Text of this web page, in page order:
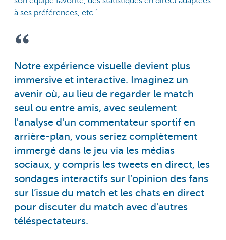
à ses préférences, etc.’
Notre expérience visuelle devient plus
immersive et interactive. Imaginez un
avenir où, au lieu de regarder le match
seul ou entre amis, avec seulement
l'analyse d'un commentateur sportif en
arrière-plan, vous seriez complètement
immergé dans le jeu via les médias
sociaux, y compris les tweets en direct, les
sondages interactifs sur l’opinion des fans
sur l’issue du match et les chats en direct
pour discuter du match avec d'autres
téléspectateurs.